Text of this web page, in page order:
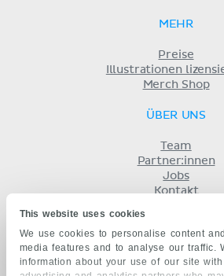
This website uses cookies
We use cookies to personalise content
media features and to analyse our traffic.
information about your use of our site with
MEHR
Preise
Illustrationen
Merch Shop
ÜBER UNS
Team
Partner:innen
Jobs
Kontakt
Datenschutz
KENHUB AUF...